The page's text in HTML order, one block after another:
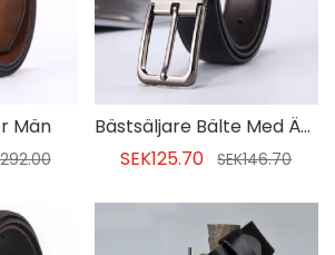
Män
Bästsäljare Bälte Med Äkta Läder Pin Match All Match Belt För Män
SEK125.70
SEK146.70